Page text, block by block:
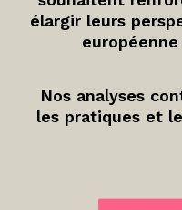
élargir leurs
Nos analyses
les pratiques et